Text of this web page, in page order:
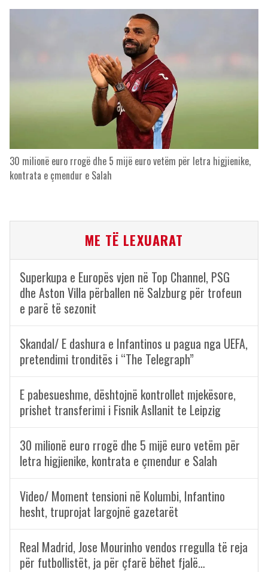
30 milionë euro rrogë dhe 5 mijë euro vetëm për letra higjienike,
kontrata e çmendur e Salah
ME TË LEXUARAT
Superkupa e Europës vjen në Top Channel, PSG
dhe Aston Villa përballen në Salzburg për trofeun
e parë të sezonit
Skandal/ E dashura e Infantinos u pagua nga UEFA,
pretendimi tronditës i “The Telegraph”
E pabesueshme, dështojnë kontrollet mjekësore,
prishet transferimi i Fisnik Asllanit te Leipzig
30 milionë euro rrogë dhe 5 mijë euro vetëm për
letra higjienike, kontrata e çmendur e Salah
Video/ Moment tensioni në Kolumbi, Infantino
hesht, truprojat largojnë gazetarët
Real Madrid, Jose Mourinho vendos rregulla të reja
për futbollistët, ja për çfarë bëhet fjalë…